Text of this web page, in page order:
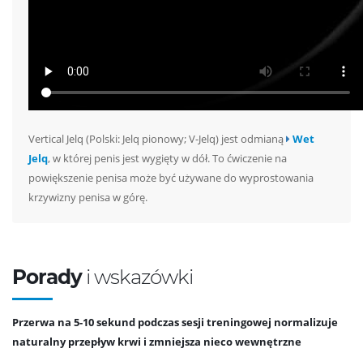
Vertical Jelq (Polski: Jelq pionowy; V-Jelq) jest odmianą
Wet
Jelq, w której penis jest wygięty w dół. To ćwiczenie na
powiększenie penisa może być używane do wyprostowania
krzywizny penisa w górę.
Poradyi wskazówki
Przerwa na 5-10 sekund podczas sesji treningowej normalizuje
naturalny przepływ krwi i zmniejsza nieco wewnętrzne